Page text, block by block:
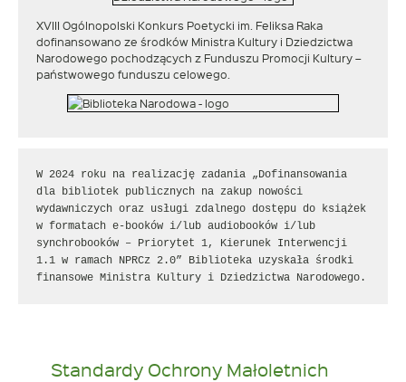
XVIII Ogólnopolski Konkurs Poetycki im. Feliksa Raka
dofinansowano ze środków Ministra Kultury i Dziedzictwa
Narodowego pochodzących z Funduszu Promocji Kultury –
państwowego funduszu celowego.
W 2024 roku na realizację zadania „Dofinansowania
dla bibliotek publicznych na zakup nowości
wydawniczych oraz usługi zdalnego dostępu do książek
w formatach e-booków i/lub audiobooków i/lub
synchrobooków – Priorytet 1, Kierunek Interwencji
1.1 w ramach NPRCz 2.0” Biblioteka uzyskała środki
finansowe Ministra Kultury i Dziedzictwa Narodowego.
Standardy Ochrony Małoletnich